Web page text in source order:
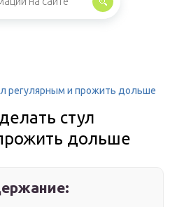
регулярным и прожить дольше
стул
дольше